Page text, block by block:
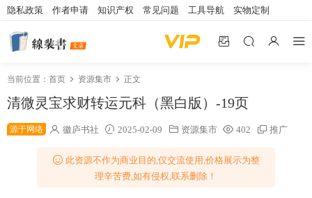
隐私政策 作者申请 知识产权 常见问题 工具导航 实物定制
当前位置： 首页 资源集市 正文
清微灵宝求财转运元科（黑白版）-19页
源于网络 徽庐书社 2025-02-09 资源集市 402 推广
此资源不作为商业目的,仅交流使用,价格展示为整
理辛苦费,如有侵权,联系删除！